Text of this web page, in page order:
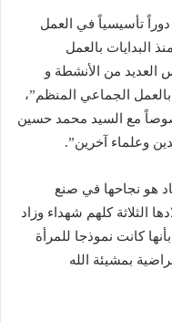
تأسيسياً في العمل
البدايات بالعمل
العديد من الأنشطة و
بالعمل الجماعي المنظم”،
مع السيد محمد حسين
وعلماء آخرين”.
هو نجاحها في صنع
الثلاثة كلهم شهداء وزاد
كانت نموذجا للمرأة
بمشيئة الله